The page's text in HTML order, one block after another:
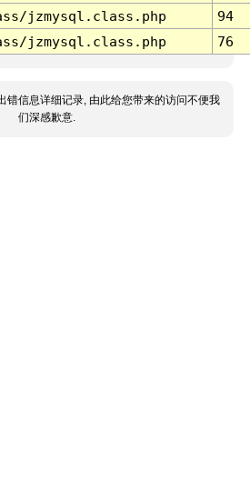
jzmysql.class.php
94
jzmysql.class.php 76
错信息详细记录, 由此给您带来的访问不便我
们深感歉意.